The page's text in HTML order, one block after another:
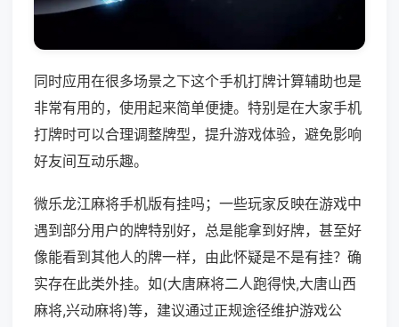
同时应用在很多场景之下这个手机打牌计算辅助也是
非常有用的，使用起来简单便捷。特别是在大家手机
打牌时可以合理调整牌型，提升游戏体验，避免影响
好友间互动乐趣。
微乐龙江麻将手机版有挂吗；一些玩家反映在游戏中
遇到部分用户的牌特别好，总是能拿到好牌，甚至好
像能看到其他人的牌一样，由此怀疑是不是有挂？确
实存在此类外挂。如(大唐麻将二人跑得快,大唐山西
麻将,兴动麻将)等，建议通过正规途径维护游戏公